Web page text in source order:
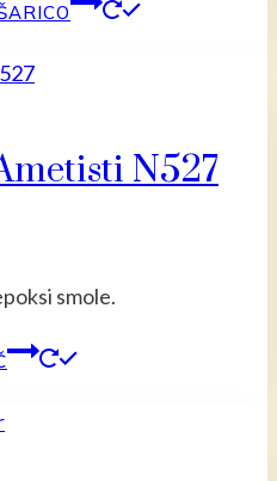
N527
smole.